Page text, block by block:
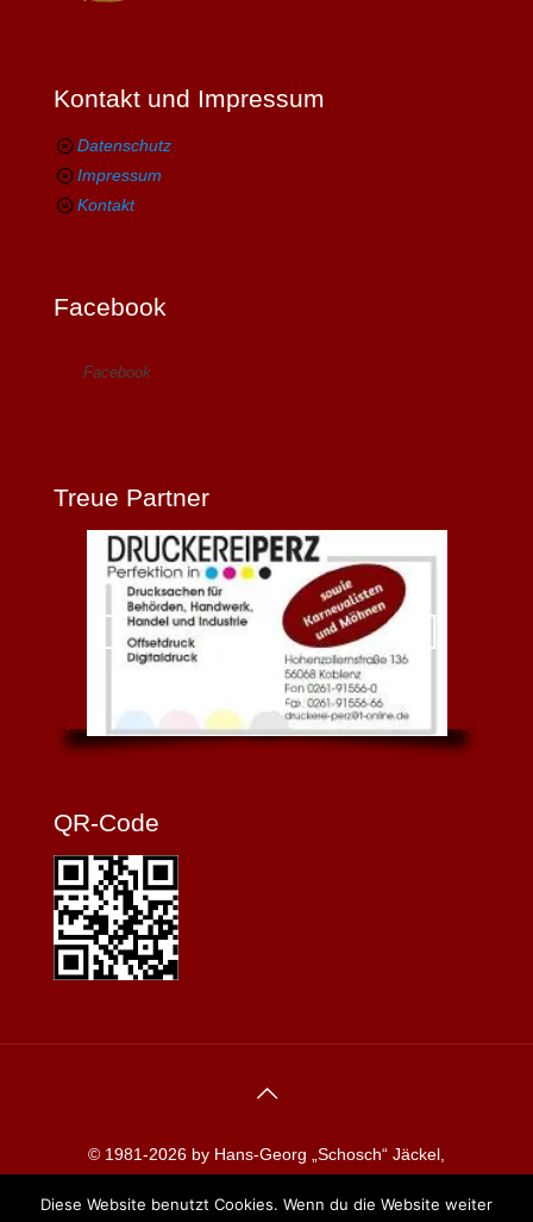
Kontakt und Impressum
Datenschutz
Impressum
Kontakt
Facebook
Facebook
Treue Partner
QR-Code
© 1981-2026 by Hans-Georg „Schosch“ Jäckel,
Diese Website benutzt Cookies. Wenn du die Website weiter